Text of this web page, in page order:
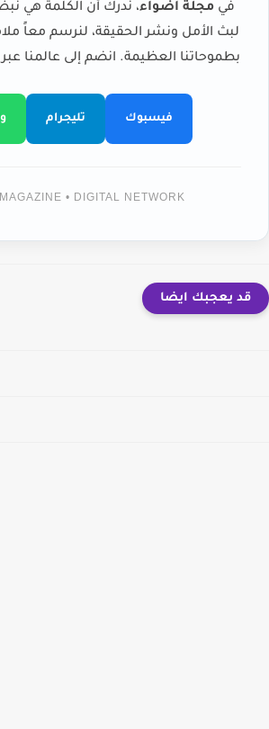
في مجلة أضواء، ندرك أن الكلمة هي
لبث الأمل ونشر الحقيقة، لنرسم معاً
بطموحاتنا العظيمة. انضم إلى عالمنا
فيسبوك تليجرام
• DIGITAL NETWORK
قد يعجبك ايضا